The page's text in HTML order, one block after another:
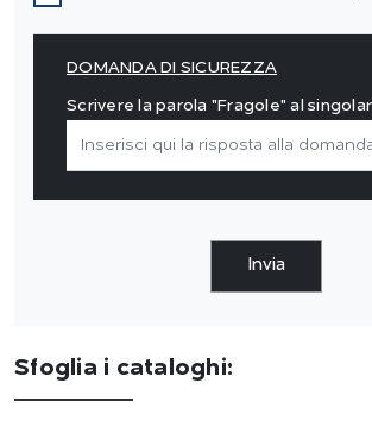
DOMANDA DI SICUREZZA
Scrivere la parola "Fragole" al
Invia
Sfoglia i cataloghi: